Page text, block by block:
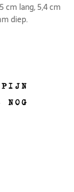
cm lang, 5,4 cm
diep.